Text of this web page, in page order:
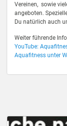
Vereinen, sowie
angeboten.
Du natürlich auch
Weiter führende
YouTube:
Aquafitness unter